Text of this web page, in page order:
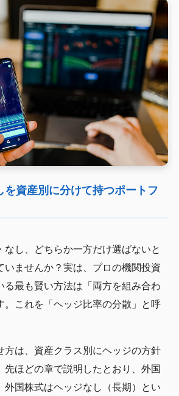
を資産別に分けて持つポートフ
なし、どちらか一方だけ選ばないと
いませんか？実は、プロの機関投資
る最も賢い方法は「両方を組み合わ
。これを「ヘッジ比率の分散」と呼
方は、資産クラス別にヘッジの方針
先ほどの章で説明したとおり、外国
外国株式はヘッジなし（長期）とい